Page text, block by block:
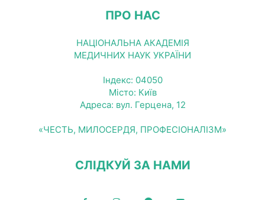
ПРО НАС
НАЦІОНАЛЬНА АКАДЕМІЯ
МЕДИЧНИХ НАУК УКРАЇНИ
Індекс: 04050
Місто: Київ
Адреса: вул. Герцена, 12
«ЧЕСТЬ, МИЛОСЕРДЯ, ПРОФЕСІОНАЛІЗМ»
СЛІДКУЙ ЗА НАМИ